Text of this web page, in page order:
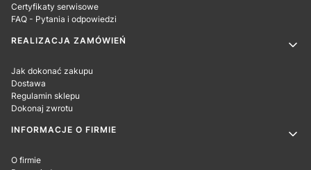
Certyfikaty serwisowe
FAQ - Pytania i odpowiedzi
REALIZACJA ZAMÓWIEŃ
Jak dokonać zakupu
Dostawa
Regulamin sklepu
Dokonaj zwrotu
INFORMACJE O FIRMIE
O firmie